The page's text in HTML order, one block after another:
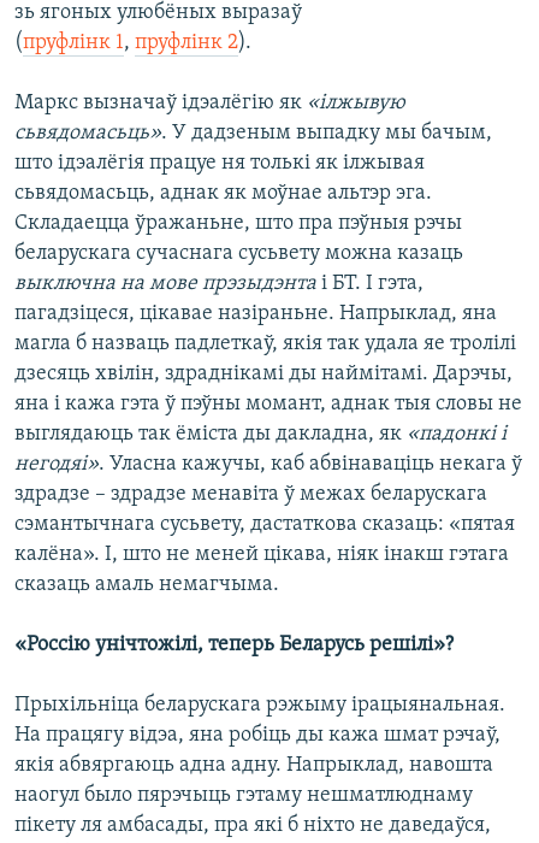
зь ягоных улюбёных выразаў
(пруфлінк 1, пруфлінк 2).
Маркс вызначаў ідэалёгію як «ілжывую
сьвядомасьць». У дадзеным выпадку мы бачым,
што ідэалёгія працуе ня толькі як ілжывая
сьвядомасьць, аднак як моўнае альтэр эга.
Складаецца ўражаньне, што пра пэўныя рэчы
беларускага сучаснага сусьвету можна казаць
выключна на мове прэзыдэнта і БТ. І гэта,
пагадзіцеся, цікавае назіраньне. Напрыклад, яна
магла б назваць падлеткаў, якія так удала яе тролілі
дзесяць хвілін, здраднікамі ды наймітамі. Дарэчы,
яна і кажа гэта ў пэўны момант, аднак тыя словы не
выглядаюць так ёміста ды дакладна, як «падонкі і
негодяі». Уласна кажучы, каб абвінаваціць некага ў
здрадзе – здрадзе менавіта ў межах беларускага
сэмантычнага сусьвету, дастаткова сказаць: «пятая
калёна». І, што не меней цікава, ніяк інакш гэтага
сказаць амаль немагчыма.
«Россію унічтожілі, теперь Беларусь решілі»?
Прыхільніца беларускага рэжыму ірацыянальная.
На працягу відэа, яна робіць ды кажа шмат рэчаў,
якія абвяргаюць адна адну. Напрыклад, навошта
наогул было пярэчыць гэтаму нешматлюднаму
пікету ля амбасады, пра які б ніхто не даведаўся,